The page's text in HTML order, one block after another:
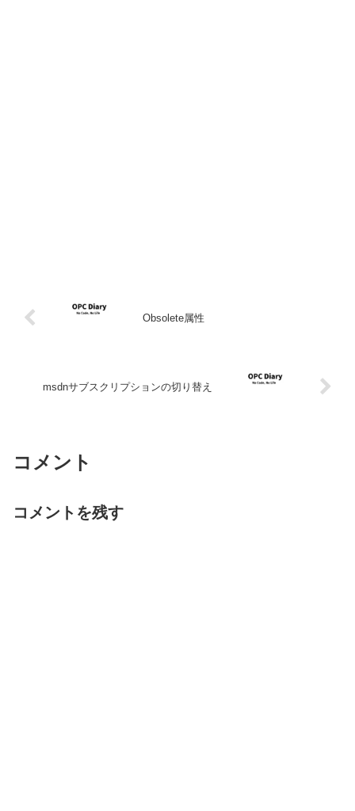
Obsolete属性
msdnサブスクリプションの切り替え
コメント
コメントを残す